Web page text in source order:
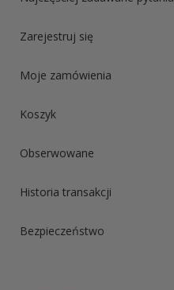
Zarejestruj się
Moje zamówienia
Koszyk
Obserwowane
Historia transakcji
Bezpieczeństwo